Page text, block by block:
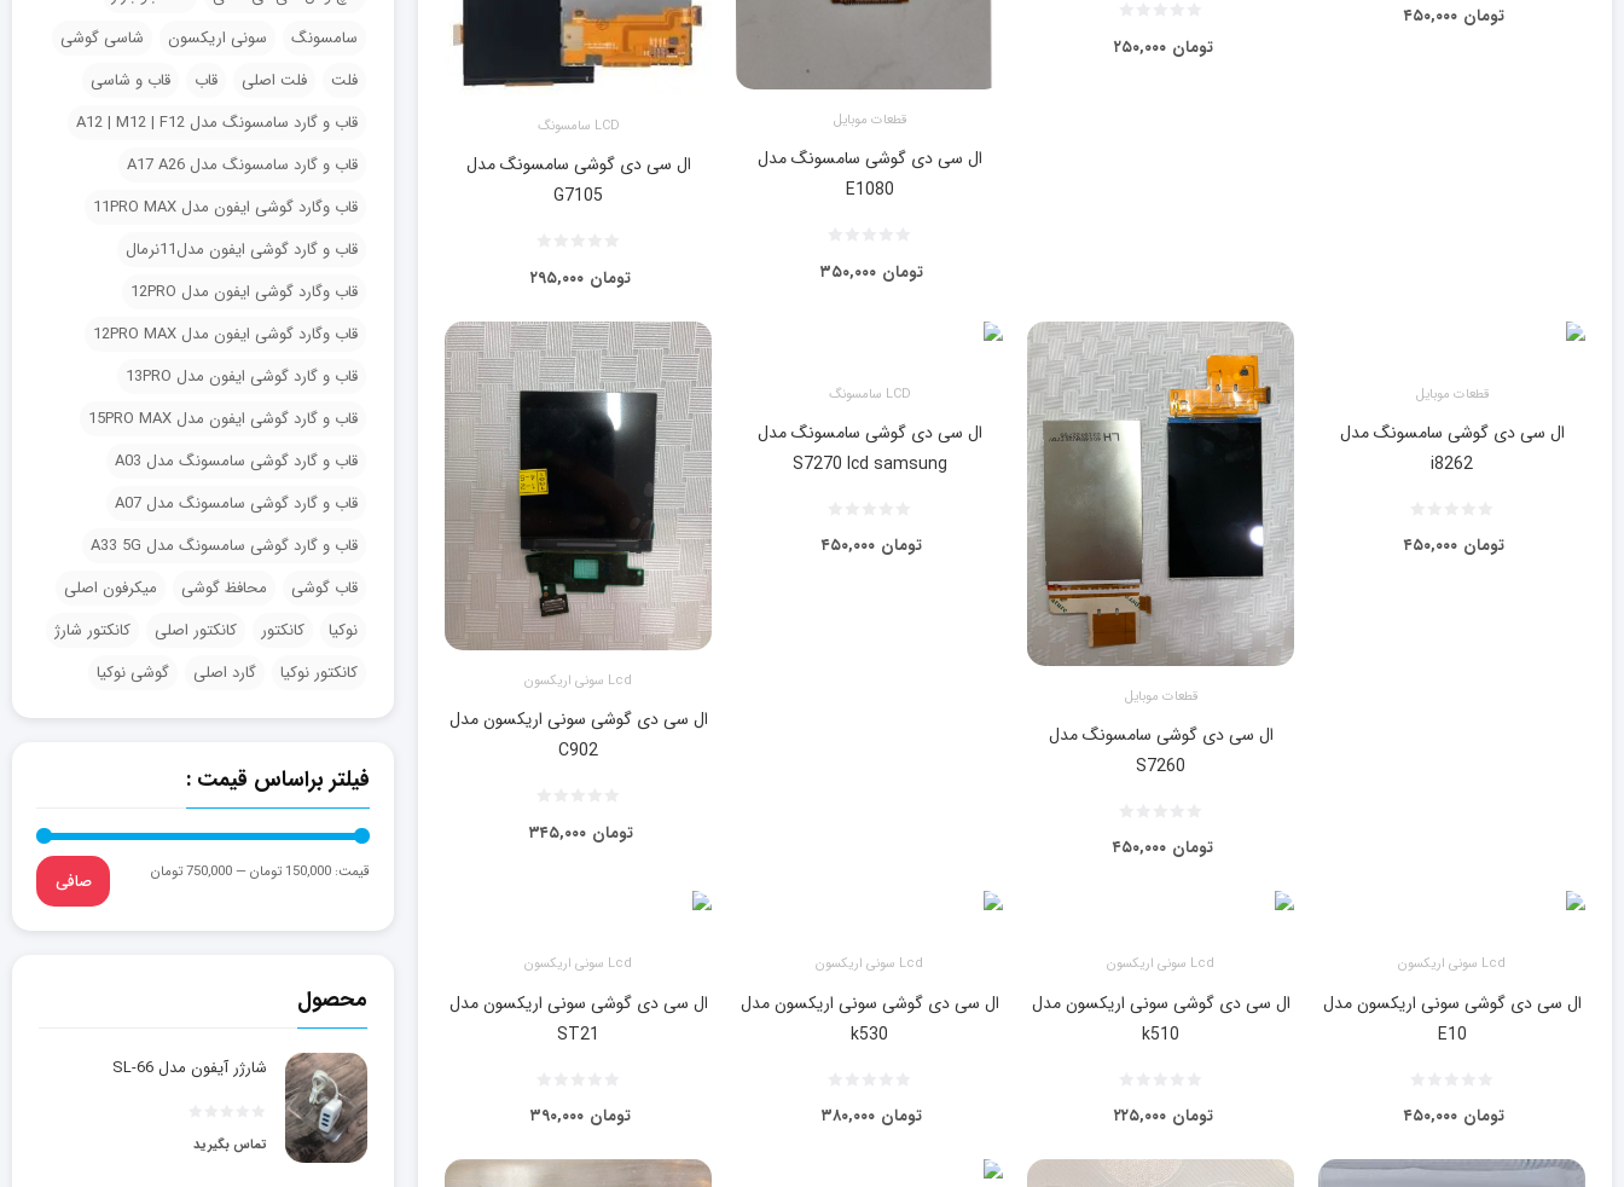
۴۵۰,۰۰۰ تومان
۲۵۰,۰۰۰ تومان
قطعات موبایل
ال سی دی گوشی سامسونگ مدل
E1080
۳۵۰,۰۰۰ تومان
LCD سامسونگ
ال سی دی گوشی سامسونگ مدل
G7105
۲۹۵,۰۰۰ تومان
قطعات موبایل
ال سی دی گوشی سامسونگ مدل
i8262
۴۵۰,۰۰۰ تومان
قطعات موبایل
ال سی دی گوشی سامسونگ مدل
S7260
۴۵۰,۰۰۰ تومان
LCD سامسونگ
ال سی دی گوشی سامسونگ مدل
S7270 lcd samsung
۴۵۰,۰۰۰ تومان
Lcd سونی اریکسون
ال سی دی گوشی سونی اریکسون مدل
C902
۳۴۵,۰۰۰ تومان
Lcd سونی اریکسون
ال سی دی گوشی سونی اریکسون مدل
E10
۴۵۰,۰۰۰ تومان
Lcd سونی اریکسون
ال سی دی گوشی سونی اریکسون مدل
k510
۲۲۵,۰۰۰ تومان
Lcd سونی اریکسون
ال سی دی گوشی سونی اریکسون مدل
k530
۳۸۰,۰۰۰ تومان
Lcd سونی اریکسون
ال سی دی گوشی سونی اریکسون مدل
ST21
۳۹۰,۰۰۰ تومان
سامسونگ
سونی اریکسون
شاسی گوشی
فلت
فلت اصلی قاب
قاب و شاسی
قاب و گارد سامسونگ مدل A12 | M12 | F12
قاب و گارد سامسونگ مدل A17 A26
قاب وگارد گوشی ایفون مدل 11PRO MAX
قاب و گارد گوشی ایفون مدل11نرمال
قاب وگارد گوشی ایفون مدل 12PRO
قاب وگارد گوشی ایفون مدل 12PRO MAX
قاب و گارد گوشی ایفون مدل 13PRO
قاب و گارد گوشی ایفون مدل 15PRO MAX
قاب و گارد گوشی سامسونگ مدل A03
قاب و گارد گوشی سامسونگ مدل A07
قاب و گارد گوشی سامسونگ مدل A33 5G
قاب گوشی
محافظ گوشی
میکرفون اصلی
نوکیا
کانکتور کانکتور اصلی
کانکتور شارژ
کانکتور نوکیا
گارد اصلی گوشی نوکیا
فیلتر براساس قیمت :
صافی قيمت: 150,000 تومان —750,000 تومان
محصول
شارژر آیفون مدل SL-66
تماس بگیرید